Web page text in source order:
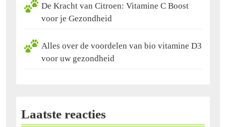
De Kracht van Citroen: Vitamine C Boost
voor je Gezondheid
Alles over de voordelen van bio vitamine D3
voor uw gezondheid
Laatste reacties